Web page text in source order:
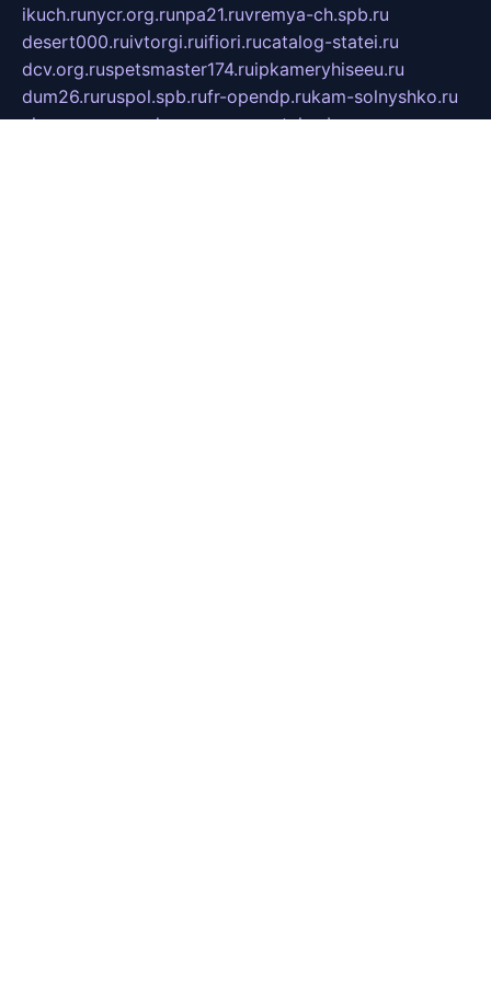
ikuch.runycr.org.runpa21.ruvremya-ch.spb.ru
desert000.ruivtorgi.ruifiori.rucatalog-statei.ru
dcv.org.ruspetsmaster174.ruipkameryhiseeu.ru
dum26.ruruspol.spb.rufr-opendp.rukam-solnyshko.ru
cheyenne-arapaho.rusevzapmetal.spb.ru